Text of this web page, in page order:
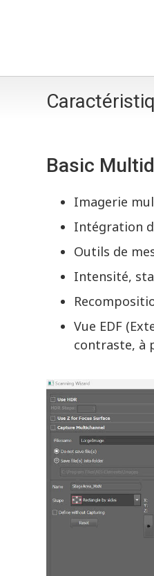
Basic
Imagerie
Intégration
Outils de
Intensité,
Vue EDF
contraste, à